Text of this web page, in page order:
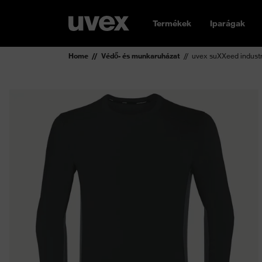
Termékek Iparágak
Home Védő- és munkaruházat uvex suXXeed